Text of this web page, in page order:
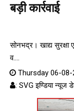
बड़ी कार्रवाई
सोनभद्र। खाद्य
व....
Thursday 06-08-
: SVG इण्डिया न्यूज